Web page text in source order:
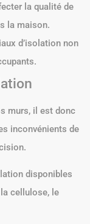
la qualité de
la maison.
d’isolation non
murs, il est donc
inconvénients de
disponibles
cellulose, le